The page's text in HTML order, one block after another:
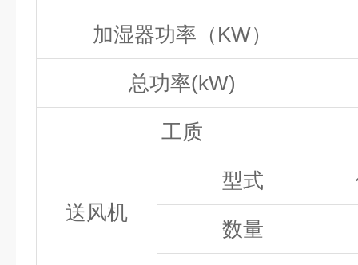
加湿器功率（KW）
总功率(kW)
工质
送风机
型式
数量